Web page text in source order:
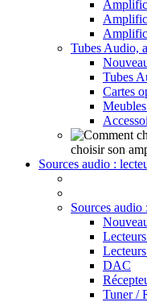
Tubes Audio,
Tubes
Cartes
choisir son
Sources audio :
Sources audio
DAC
Tuner /